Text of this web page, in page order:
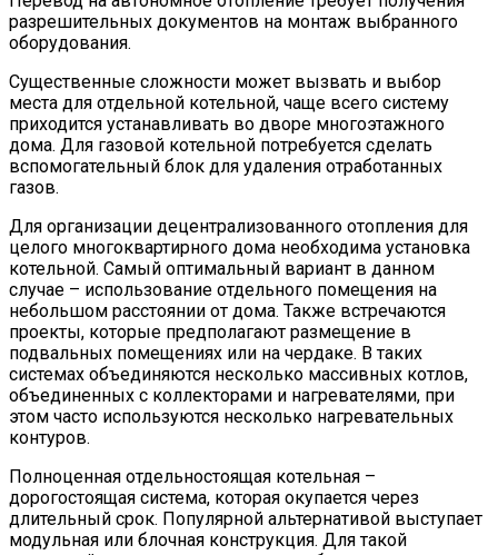
разрешительных документов на монтаж выбранного
оборудования.
Существенные сложности может вызвать и выбор
места для отдельной котельной, чаще всего систему
приходится устанавливать во дворе многоэтажного
дома. Для газовой котельной потребуется сделать
вспомогательный блок для удаления отработанных
газов.
Для организации децентрализованного отопления для
целого многоквартирного дома необходима установка
котельной. Самый оптимальный вариант в данном
случае – использование отдельного помещения на
небольшом расстоянии от дома. Также встречаются
проекты, которые предполагают размещение в
подвальных помещениях или на чердаке. В таких
системах объединяются несколько массивных котлов,
объединенных с коллекторами и нагревателями, при
этом часто используются несколько нагревательных
контуров.
Полноценная отдельностоящая котельная –
дорогостоящая система, которая окупается через
длительный срок. Популярной альтернативой выступает
модульная или блочная конструкция. Для такой